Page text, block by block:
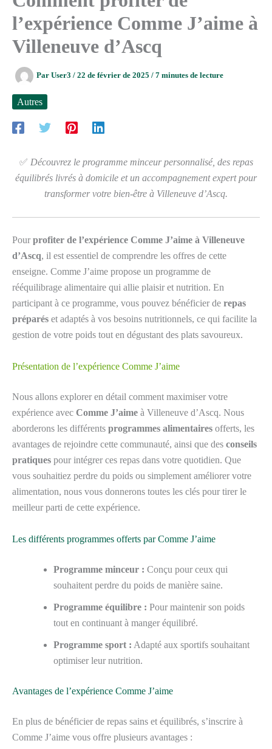
l’expérience Comme J’aime à
Villeneuve d’Ascq
Par User3 / 22 de février de 2025 / 7 minutes de lecture
Autres
✅ Découvrez le programme minceur personnalisé, des repas
équilibrés livrés à domicile et un accompagnement expert pour
transformer votre bien-être à Villeneuve d’Ascq.
Pour profiter de l’expérience Comme J’aime à Villeneuve
d’Ascq, il est essentiel de comprendre les offres de cette
enseigne. Comme J’aime propose un programme de
rééquilibrage alimentaire qui allie plaisir et nutrition. En
participant à ce programme, vous pouvez bénéficier de repas
préparés et adaptés à vos besoins nutritionnels, ce qui facilite la
gestion de votre poids tout en dégustant des plats savoureux.
Présentation de l’expérience Comme J’aime
Nous allons explorer en détail comment maximiser votre
expérience avec Comme J’aime à Villeneuve d’Ascq. Nous
aborderons les différents programmes alimentaires offerts, les
avantages de rejoindre cette communauté, ainsi que des conseils
pratiques pour intégrer ces repas dans votre quotidien. Que
vous souhaitiez perdre du poids ou simplement améliorer votre
alimentation, nous vous donnerons toutes les clés pour tirer le
meilleur parti de cette expérience.
Les différents programmes offerts par Comme J’aime
Programme minceur : Conçu pour ceux qui
souhaitent perdre du poids de manière saine.
Programme équilibre : Pour maintenir son poids
tout en continuant à manger équilibré.
Programme sport : Adapté aux sportifs souhaitant
optimiser leur nutrition.
Avantages de l’expérience Comme J’aime
En plus de bénéficier de repas sains et équilibrés, s’inscrire à
Comme J’aime vous offre plusieurs avantages :